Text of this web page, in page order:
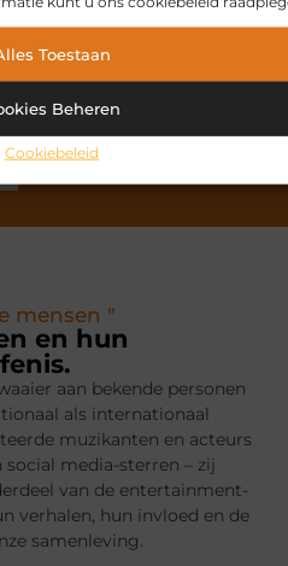
Toestaan
Beheren
Cookiebeleid
deel jouw verhalen,
je vandaag nog in en
Praat met ons
mensen "
en hun
aan bekende personen
als internationaal
muzikanten en acteurs
media-sterren – zij
van de entertainment-
verhalen, hun invloed en de
samenleving.